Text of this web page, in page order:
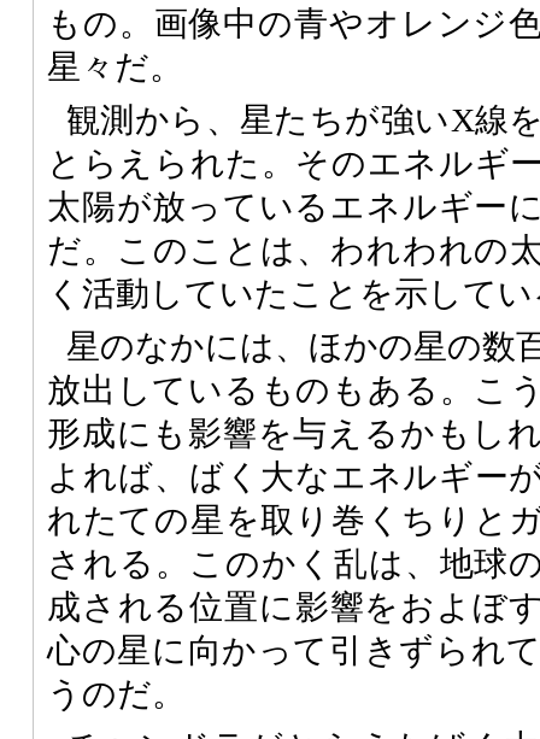
もの。画像中の青やオレンジ
星々だ。
観測から、星たちが強いX線
とらえられた。そのエネルギ
太陽が放っているエネルギー
だ。このことは、われわれの
く活動していたことを示して
星のなかには、ほかの星の数
放出しているものもある。こ
形成にも影響を与えるかもし
よれば、ばく大なエネルギー
れたての星を取り巻くちりと
される。このかく乱は、地球
成される位置に影響をおよぼ
心の星に向かって引きずられ
うのだ。